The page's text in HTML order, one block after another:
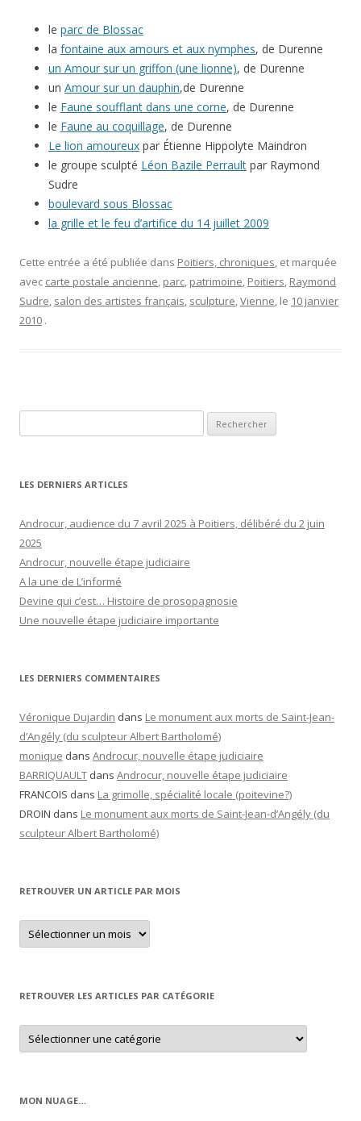
le parc de Blossac
la fontaine aux amours et aux nymphes, de Durenne
un Amour sur un griffon (une lionne), de Durenne
un Amour sur un dauphin,de Durenne
le Faune soufflant dans une corne, de Durenne
le Faune au coquillage, de Durenne
Le lion amoureux par Étienne Hippolyte Maindron
le groupe sculpté Léon Bazile Perrault par Raymond
Sudre
boulevard sous Blossac
la grille et le feu d’artifice du 14 juillet 2009
Cette entrée a été publiée dans Poitiers, chroniques, et marquée
avec carte postale ancienne, parc, patrimoine, Poitiers, Raymond
Sudre, salon des artistes français, sculpture,Vienne, le 10 janvier
2010 .
LES DERNIERS ARTICLES
Androcur, audience du 7 avril 2025 à Poitiers, délibéré du 2 juin
2025
Androcur, nouvelle étape judiciaire
A la une de L’informé
Devine qui c’est… Histoire de prosopagnosie
Une nouvelle étape judiciaire importante
LES DERNIERS COMMENTAIRES
Véronique Dujardin dans Le monument aux morts de Saint-Jean-
d’Angély (du sculpteur Albert Bartholomé)
monique dans Androcur, nouvelle étape judiciaire
BARRIQUAULT dans Androcur, nouvelle étape judiciaire
FRANCOIS dans La grimolle, spécialité locale (poitevine?)
DROIN dans Le monument aux morts de Saint-Jean-d’Angély (du
sculpteur Albert Bartholomé)
RETROUVER UN ARTICLE PAR MOIS
Retrouver
un
article
RETROUVER LES ARTICLES PAR CATÉGORIE
Retrouver
les
articles
MON NUAGE…